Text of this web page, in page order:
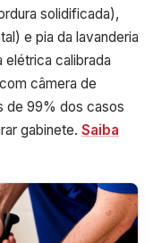
solidificada),
e pia da lavanderia
elétrica calibrada
câmera de
de 99% dos casos
gabinete. Saiba